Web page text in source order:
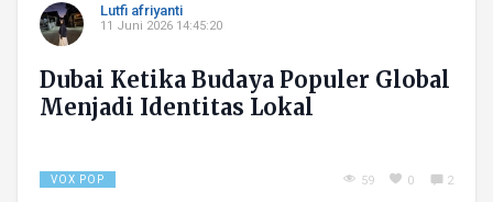
Lutfi afriyanti
11 Juni 2026 14:45:20
Dubai Ketika Budaya Populer Global
Menjadi Identitas Lokal
VOX POP 59 0 2